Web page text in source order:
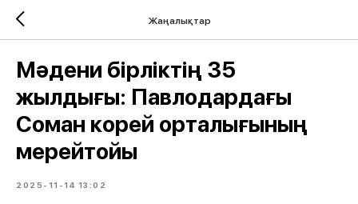
Жаңалықтар
Мәдени бірліктің 35
жылдығы: Павлодардағы
Соман корей орталығының
мерейтойы
2025-11-14 13:02